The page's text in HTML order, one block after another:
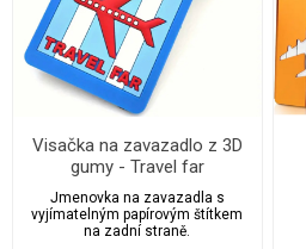
Visačka na zavazadlo z 3D
gumy - Travel far
Jmenovka na zavazadla s
vyjímatelným papírovým štítkem
na zadní straně.